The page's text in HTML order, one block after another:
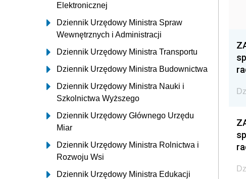
Elektronicznej
Dziennik Urzędowy Ministra Spraw
Wewnętrznych i Administracji
Dziennik Urzędowy Ministra Transportu
Dziennik Urzędowy Ministra Budownictwa
Dziennik Urzędowy Ministra Nauki i
Szkolnictwa Wyższego
Dziennik Urzędowy Głównego Urzędu
Miar
Dziennik Urzędowy Ministra Rolnictwa i
Rozwoju Wsi
Dziennik Urzędowy Ministra Edukacji